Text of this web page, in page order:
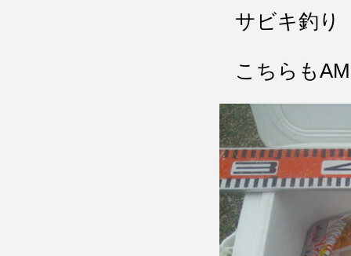
サビキ釣り
こちらも